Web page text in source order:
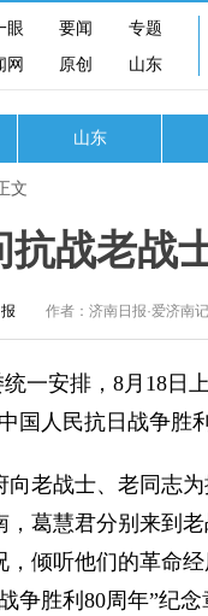
眼 要闻
专题
网 原创 山东
山东
文
战老战
作者：济南日报·爱济南
安排，8月18日
国人民抗日战争胜
战士、老同志为
葛慧君分别来到
倾听他们的革命
争胜利80周年”纪